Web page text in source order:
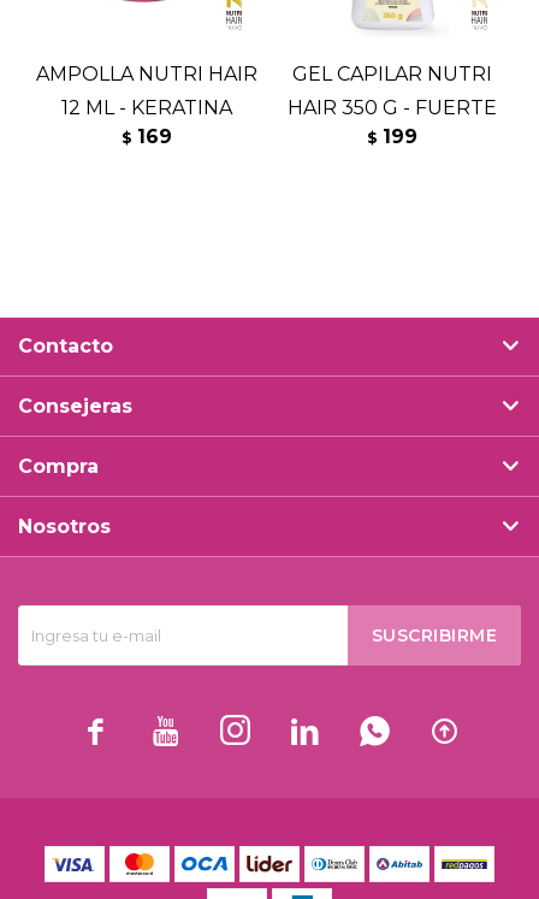
AMPOLLA NUTRI HAIR
12 ML - KERATINA
$ 169
GEL CAPILAR NUTRI
HAIR 350 G - FUERTE
$ 199
SUSCRIBIRME
     
Contacto
Consejeras
Compra
Nosotros